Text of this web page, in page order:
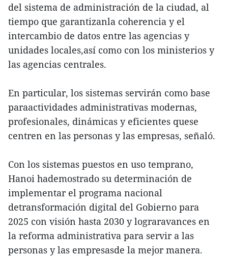
del sistema de administración de la ciudad, al
tiempo que garantizanla coherencia y el
intercambio de datos entre las agencias y
unidades locales,así como con los ministerios y
las agencias centrales.
En particular, los sistemas servirán como base
paraactividades administrativas modernas,
profesionales, dinámicas y eficientes quese
centren en las personas y las empresas, señaló.
Con los sistemas puestos en uso temprano,
Hanoi hademostrado su determinación de
implementar el programa nacional
detransformación digital del Gobierno para
2025 con visión hasta 2030 y lograravances en
la reforma administrativa para servir a las
personas y las empresasde la mejor manera.